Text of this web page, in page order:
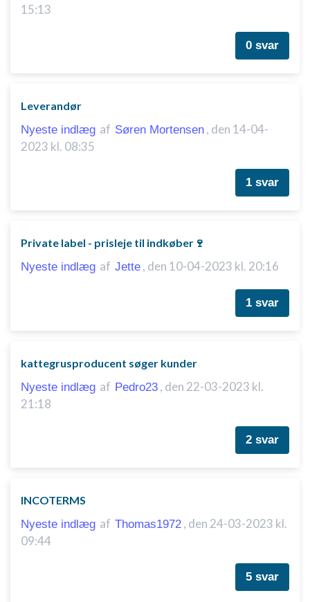
15:13
0 svar
Leverandør
Nyeste indlæg af Søren Mortensen , den 14-04-
2023 kl. 08:35
1 svar
Private label - prisleje til indkøber🍷
Nyeste indlæg af Jette , den 10-04-2023 kl. 20:16
1 svar
kattegrusproducent søger kunder
Nyeste indlæg af Pedro23 , den 22-03-2023 kl.
21:18
2 svar
INCOTERMS
Nyeste indlæg af Thomas1972 , den 24-03-2023 kl.
09:44
5 svar